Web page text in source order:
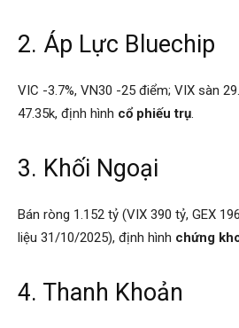
2. Áp Lực Bluechip
VIC -3.7%, VN30 -25 điểm; VIX sàn
47.35k, định hình cổ phiếu trụ.
3. Khối Ngoại
Bán ròng 1.152 tỷ (VIX 390 tỷ, GEX
liệu 31/10/2025), định hình chứng
4. Thanh Khoản